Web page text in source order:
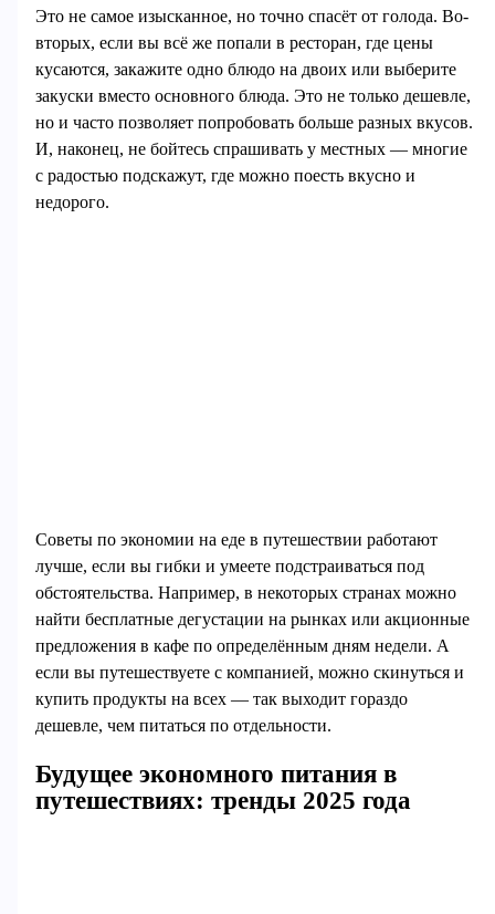
Это не самое изысканное, но точно спасёт от голода. Во-
вторых, если вы всё же попали в ресторан, где цены
кусаются, закажите одно блюдо на двоих или выберите
закуски вместо основного блюда. Это не только дешевле,
но и часто позволяет попробовать больше разных вкусов.
И, наконец, не бойтесь спрашивать у местных — многие
с радостью подскажут, где можно поесть вкусно и
недорого.
Советы по экономии на еде в путешествии работают
лучше, если вы гибки и умеете подстраиваться под
обстоятельства. Например, в некоторых странах можно
найти бесплатные дегустации на рынках или акционные
предложения в кафе по определённым дням недели. А
если вы путешествуете с компанией, можно скинуться и
купить продукты на всех — так выходит гораздо
дешевле, чем питаться по отдельности.
Будущее экономного питания в
путешествиях: тренды 2025 года